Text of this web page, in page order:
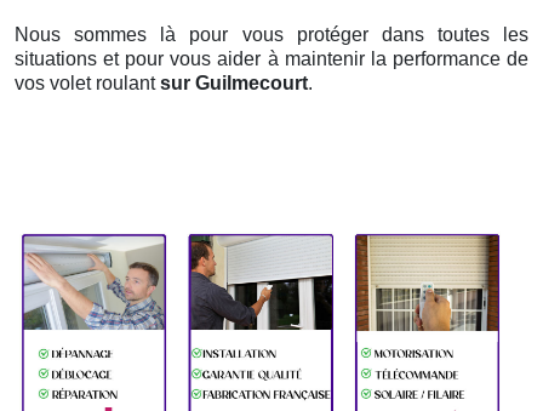
Nous sommes là pour vous protéger dans toutes les
situations et pour vous aider à maintenir la performance de
vos volet roulantsur Guilmecourt.